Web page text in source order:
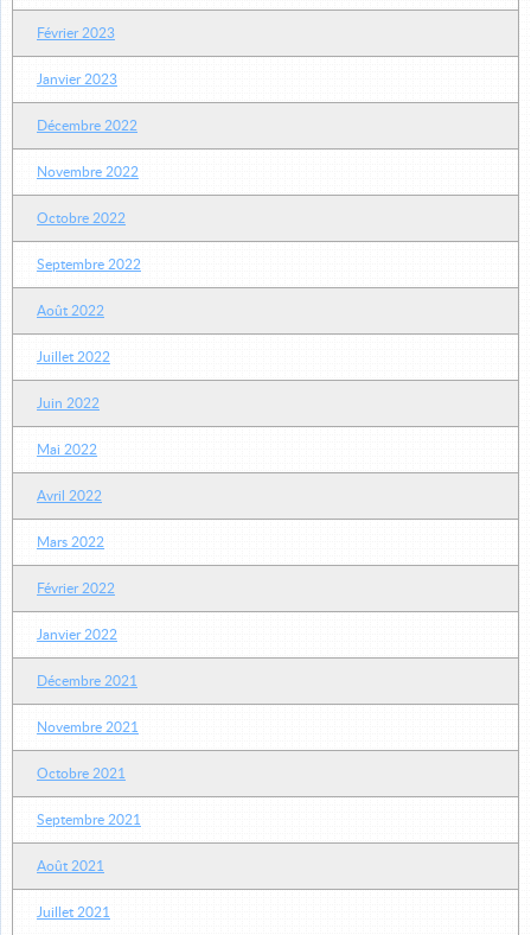
Février 2023
Janvier 2023
Décembre 2022
Novembre 2022
Octobre 2022
Septembre 2022
Août 2022
Juillet 2022
Juin 2022
Mai 2022
Avril 2022
Mars 2022
Février 2022
Janvier 2022
Décembre 2021
Novembre 2021
Octobre 2021
Septembre 2021
Août 2021
Juillet 2021